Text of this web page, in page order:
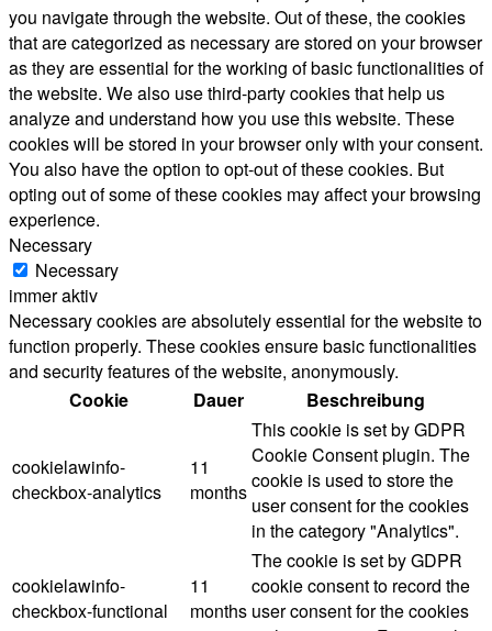
you navigate through the website. Out of these, the cookies
that are categorized as necessary are stored on your browser
as they are essential for the working of basic functionalities of
the website. We also use third-party cookies that help us
analyze and understand how you use this website. These
cookies will be stored in your browser only with your consent.
You also have the option to opt-out of these cookies. But
opting out of some of these cookies may affect your browsing
experience.
Necessary
Necessary
immer aktiv
Necessary cookies are absolutely essential for the website to
function properly. These cookies ensure basic functionalities
and security features of the website, anonymously.
Cookie
Dauer Beschreibung
cookielawinfo-
checkbox-analytics
11
months
This cookie is set by GDPR
Cookie Consent plugin. The
cookie is used to store the
user consent for the cookies
in the category "Analytics".
cookielawinfo-
checkbox-functional
11
months
The cookie is set by GDPR
cookie consent to record the
user consent for the cookies